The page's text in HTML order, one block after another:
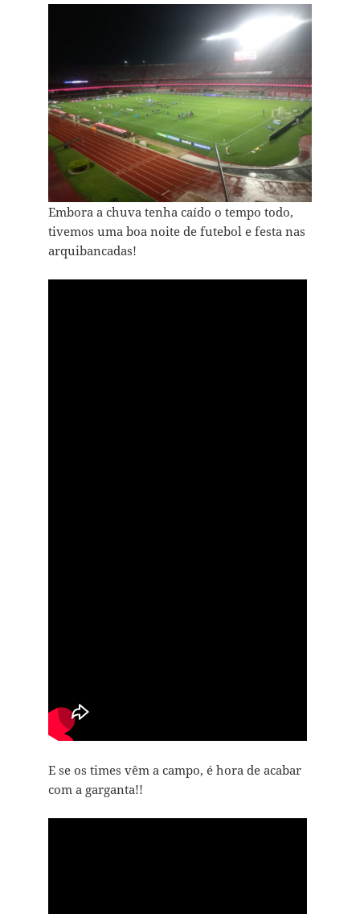
Embora a chuva tenha caído o tempo todo,
tivemos uma boa noite de futebol e festa nas
arquibancadas!
E se os times vêm a campo, é hora de acabar
com a garganta!!